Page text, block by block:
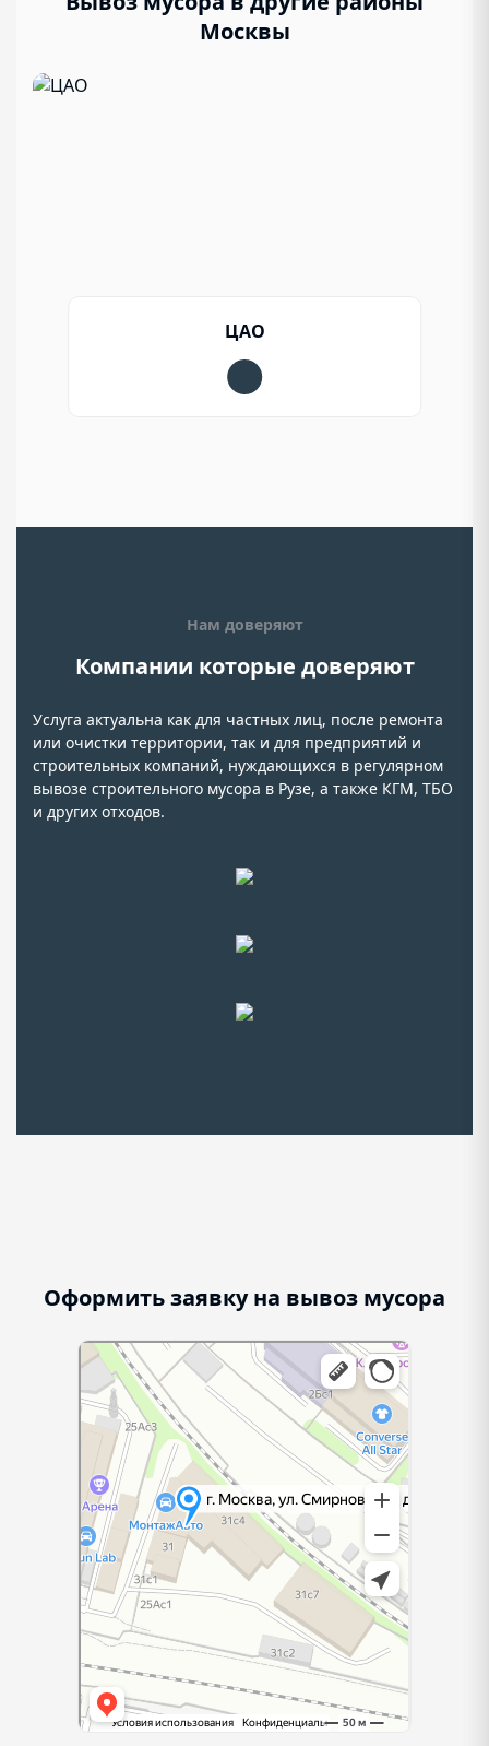
Москвы
ЦАО
Нам доверяют
Компании которые доверяют
Услуга актуальна как для частных лиц, после ремонта
или очистки территории, так и для предприятий и
строительных компаний, нуждающихся в регулярном
вывозе строительного мусора в Рузе, а также КГМ, ТБО
и других отходов.
Оформить заявку на вывоз мусора
г. Москва, ул. Смирновская, д.31